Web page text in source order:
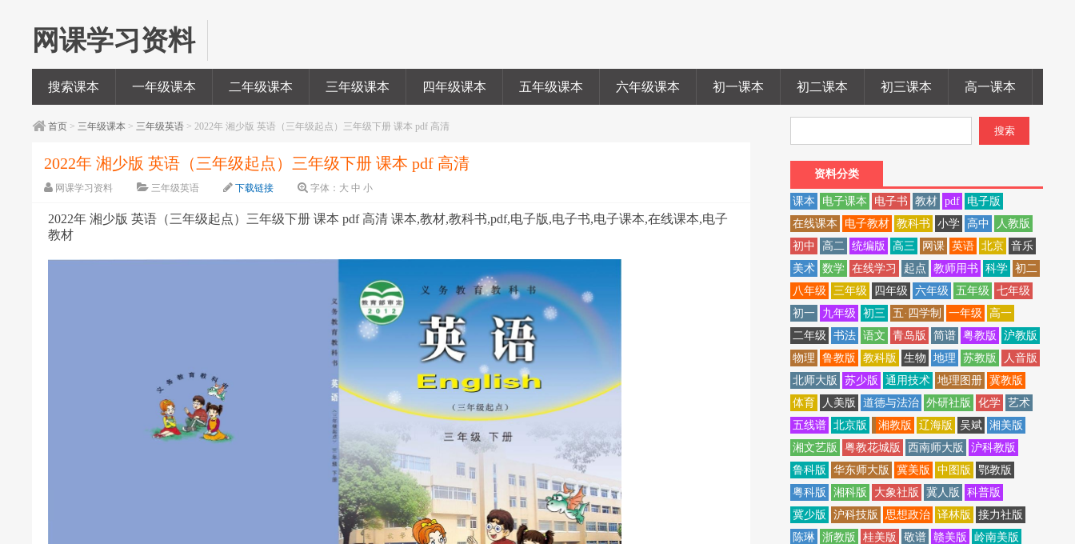
网课学习资料
搜索课本 一年级课本 二年级课本 三年级课本 四年级课本 五年级课本 六年级课本 初一课本 初二课本 初三课本 高一课本
首页 > 三年级课本 > 三年级英语 > 2022年 湘少版 英语（三年级起点）三年级下册 课本 pdf 高清
2022年 湘少版 英语（三年级起点）三年级下册 课本 pdf 高清
网课学习资料 三年级英语 下载链接 字体： 大 中 小
2022年 湘少版 英语（三年级起点）三年级下册 课本 pdf 高清 课本,教材,教科书,pdf,电子版,电子书,电子课本,在线课本,电子
教材
资料分类
课本 电子课本 电子书 教材 pdf
电子版
在线课本
电子教材 教科书 小学 高中
人教版
初中
高二 统编版 高三 网课 英语 北京
音乐
美术
数学 在线学习 起点 教师用书 科学
初二
八年级
三年级 四年级 六年级 五年级
七年级
初一
九年级 初三 五·四学制 一年级
高一
二年级
书法 语文 青岛版 简谱 粤教版
沪教版
物理
鲁教版 教科版 生物 地理 苏教版
人音版
北师大版
苏少版 通用技术 地理图册
冀教版
体育
人美版 道德与法治 外研社版 化学
艺术
五线谱
北京版 湘教版 辽海版 吴斌
湘美版
湘文艺版
粤教花城版 西南师大版
沪科教版
鲁科版
华东师大版 冀美版 中图版
鄂教版
粤科版
湘科版 大象社版 冀人版
科普版
冀少版
沪科技版 思想政治 译林版
接力社版
陈琳
浙教版 桂美版 敬谱 赣美版
岭南美版